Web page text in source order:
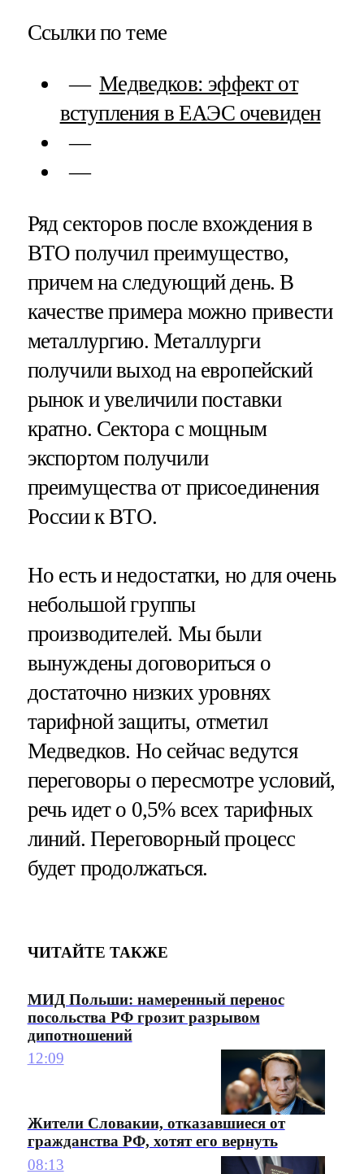
Ссылки по теме
Медведков: эффект от
вступления в ЕАЭС очевиден
Ряд секторов после вхождения в
ВТО получил преимущество,
причем на следующий день. В
качестве примера можно привести
металлургию. Металлурги
получили выход на европейский
рынок и увеличили поставки
кратно. Сектора с мощным
экспортом получили
преимущества от присоединения
России к ВТО.
Но есть и недостатки, но для очень
небольшой группы
производителей. Мы были
вынуждены договориться о
достаточно низких уровнях
тарифной защиты, отметил
Медведков. Но сейчас ведутся
переговоры о пересмотре условий,
речь идет о 0,5% всех тарифных
линий. Переговорный процесс
будет продолжаться.
ЧИТАЙТЕ ТАКЖЕ
МИД Польши: намеренный перенос
посольства РФ грозит разрывом
дипотношений
12:09
Жители Словакии, отказавшиеся от
гражданства РФ, хотят его вернуть
08:13